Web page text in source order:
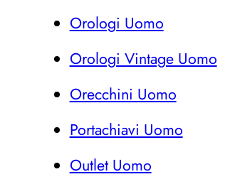
Orologi Uomo
Orologi Vintage Uomo
Orecchini Uomo
Portachiavi Uomo
Outlet Uomo